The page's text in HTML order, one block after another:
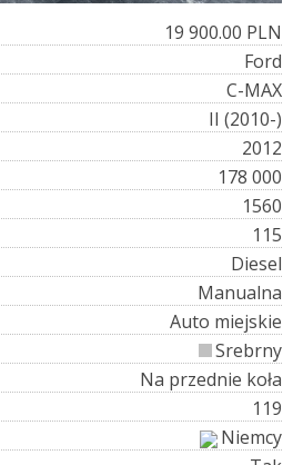
19 900.00 PLN
Ford
C-MAX
II (2010-)
2012
178 000
1560
115
Diesel
Manualna
Auto miejskie
Srebrny
Na przednie koła
119
Niemcy